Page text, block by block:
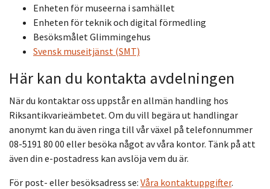
Enheten för museerna i samhället
Enheten för teknik och digital förmedling
Besöksmålet Glimmingehus
Svensk museitjänst (SMT)
Här kan du kontakta avdelningen
När du kontaktar oss uppstår en allmän handling hos
Riksantikvarieämbetet. Om du vill begära ut handlingar
anonymt kan du även ringa till vår växel på telefonnummer
08-5191 80 00 eller besöka något av våra kontor. Tänk på att
även din e-postadress kan avslöja vem du är.
För post- eller besöksadress se: Våra kontaktuppgifter.